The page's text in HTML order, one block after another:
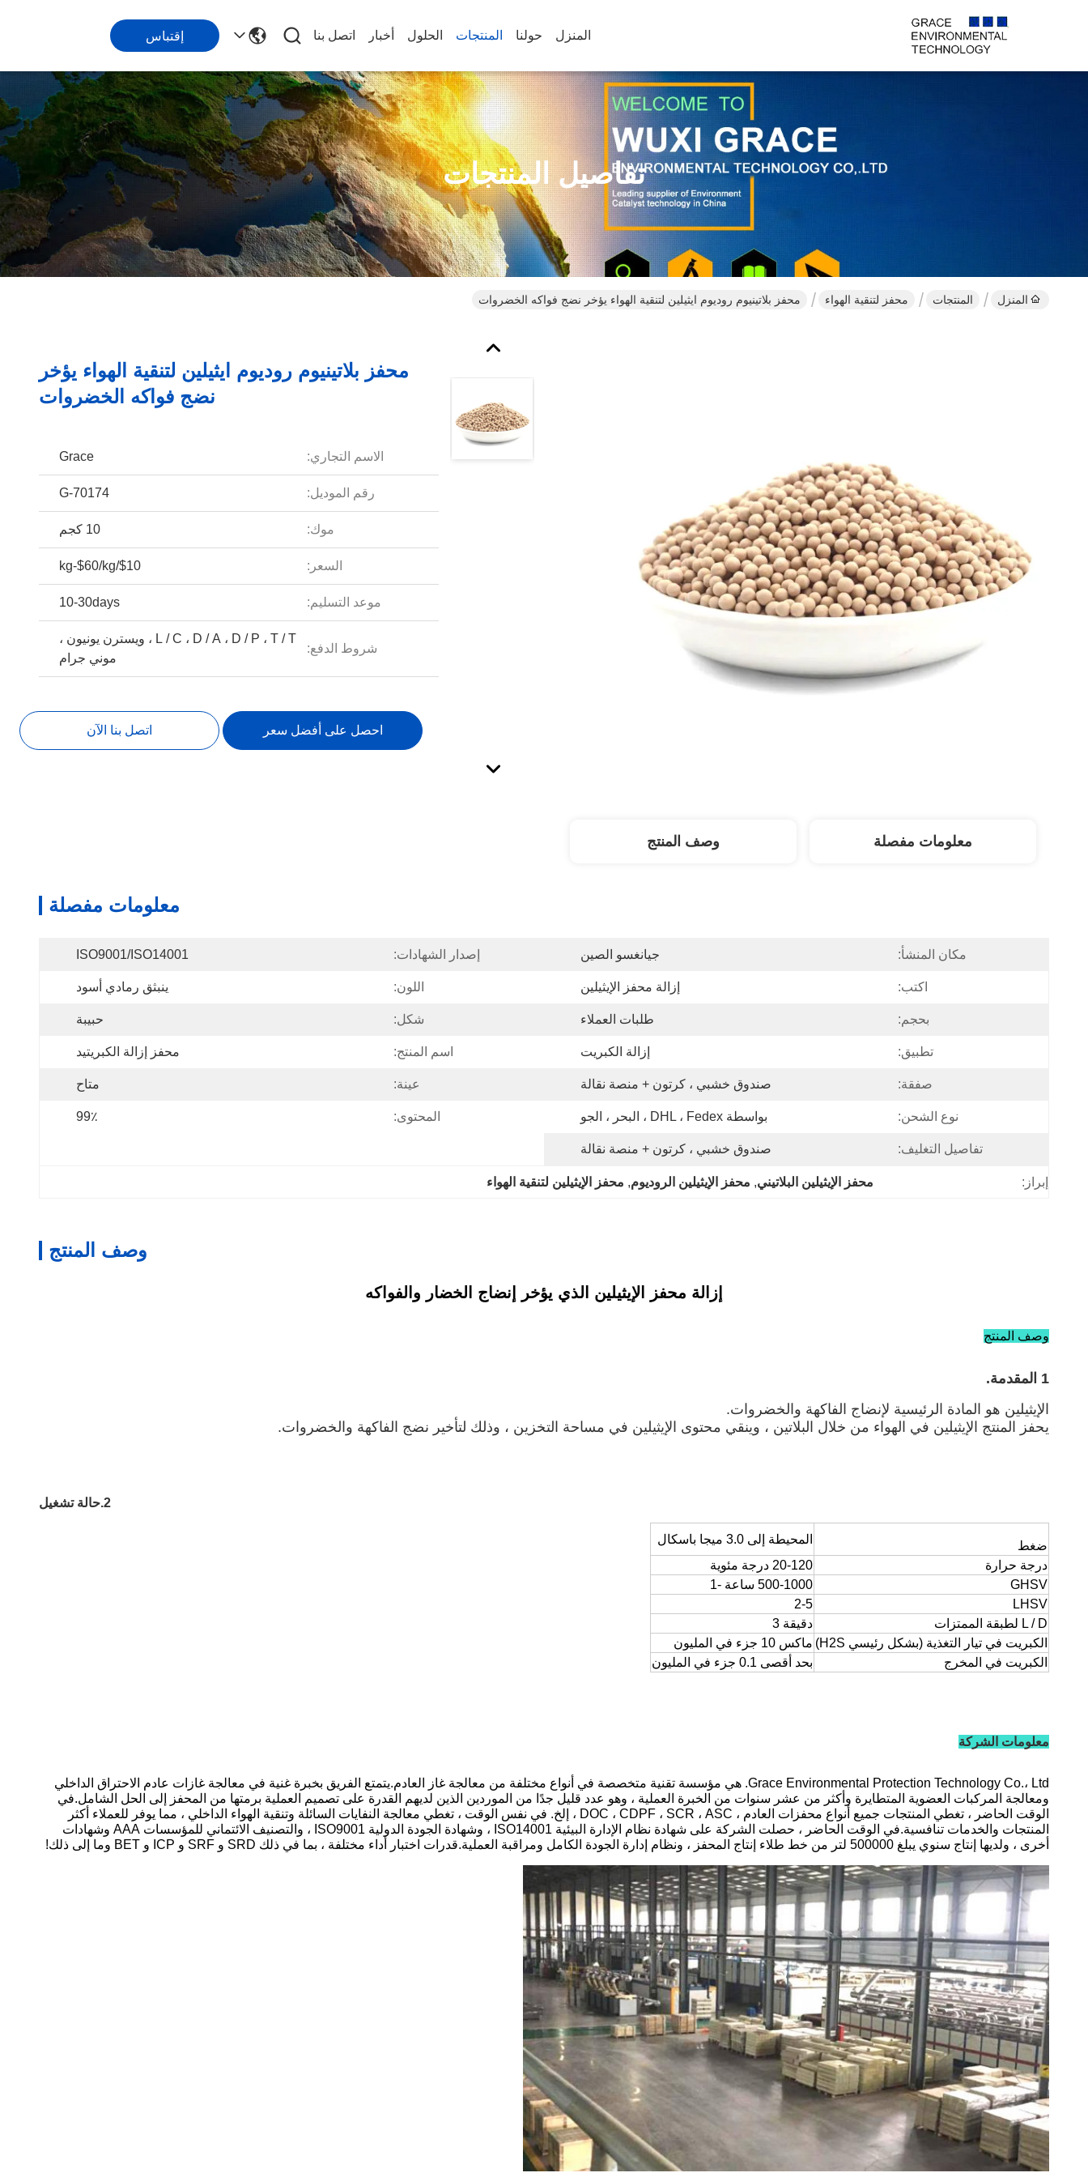
المنزل حولنا المنتجات الحلول أخبار اتصل بنا إقتباس
تفاصيل المنتجات
المنزل المنتجات محفز لتنقية الهواء محفز بلاتينيوم روديوم ايثيلين لتنقية الهواء يؤخر نضج فواكه الخضروات
محفز بلاتينيوم روديوم ايثيلين لتنقية الهواء يؤخر
نضج فواكه الخضروات
الاسم التجاري: Grace
رقم الموديل: G-70174
موك: 10 كجم
السعر: $10/kg-$60/kg
موعد التسليم: 10-30days
شروط الدفع:
L / C ، D / A ، D / P ، T / T ، ويسترن يونيون ،
موني جرام
احصل على أفضل سعر اتصل بنا الآن
معلومات مفصلة وصف المنتج
معلومات مفصلة
مكان المنشأ: جيانغسو الصين إصدار الشهادات: ISO9001/ISO14001
اكتب: إزالة محفز الإيثيلين اللون: ينبثق رمادي أسود
بحجم: طلبات العملاء شكل: حبيبة
تطبيق: إزالة الكبريت اسم المنتج: محفز إزالة الكبريتيد
صفقة: صندوق خشبي ، كرتون + منصة نقالة عينة: متاح
نوع الشحن: بواسطة DHL ، Fedex ، البحر ، الجو المحتوى: 99٪
تفاصيل التغليف: صندوق خشبي ، كرتون + منصة نقالة
إبراز: محفز الإيثيلين البلاتيني, محفز الإيثيلين الروديوم, محفز الإيثيلين لتنقية الهواء
وصف المنتج
إزالة محفز الإيثيلين الذي يؤخر إنضاج الخضار والفواكه
وصف المنتج
1 المقدمة.
الإيثيلين هو المادة الرئيسية لإنضاج الفاكهة والخضروات.
يحفز المنتج الإيثيلين في الهواء من خلال البلاتين ، وينقي محتوى الإيثيلين في مساحة التخزين ، وذلك لتأخير نضج الفاكهة والخضروات.
2.حالة تشغيل
ضغط
المحيطة إلى 3.0 ميجا باسكال
درجة حرارة
20-120 درجة مئوية
GHSV
500-1000 ساعة -1
LHSV
2-5
L / D لطبقة الممتزات
دقيقة 3
الكبريت في تيار التغذية (بشكل رئيسي H2S)
ماكس 10 جزء في المليون
الكبريت في المخرج
بحد أقصى 0.1 جزء في المليون
معلومات الشركة
Grace Environmental Protection Technology Co.، Ltd. هي مؤسسة تقنية متخصصة في أنواع مختلفة من معالجة غاز العادم.يتمتع الفريق بخبرة غنية في معالجة غازات عادم الاحتراق الداخلي
ومعالجة المركبات العضوية المتطايرة وأكثر من عشر سنوات من الخبرة العملية ، وهو عدد قليل جدًا من الموردين الذين لديهم القدرة على تصميم العملية برمتها من المحفز إلى الحل الشامل.في
الوقت الحاضر ، تغطي المنتجات جميع أنواع محفزات العادم ، DOC ، CDPF ، SCR ، ASC ، إلخ. في نفس الوقت ، تغطي معالجة النفايات السائلة وتنقية الهواء الداخلي ، مما يوفر للعملاء أكثر
المنتجات والخدمات تنافسية.في الوقت الحاضر ، حصلت الشركة على شهادة نظام الإدارة البيئية ISO14001 ، وشهادة الجودة الدولية ISO9001 ، والتصنيف الائتماني للمؤسسات AAA وشهادات
أخرى ، ولديها إنتاج سنوي يبلغ 500000 لتر من خط طلاء إنتاج المحفز ، ونظام إدارة الجودة الكامل ومراقبة العملية.قدرات اختبار أداء مختلفة ، بما في ذلك SRD و SRF و ICP و BET وما إلى ذلك!